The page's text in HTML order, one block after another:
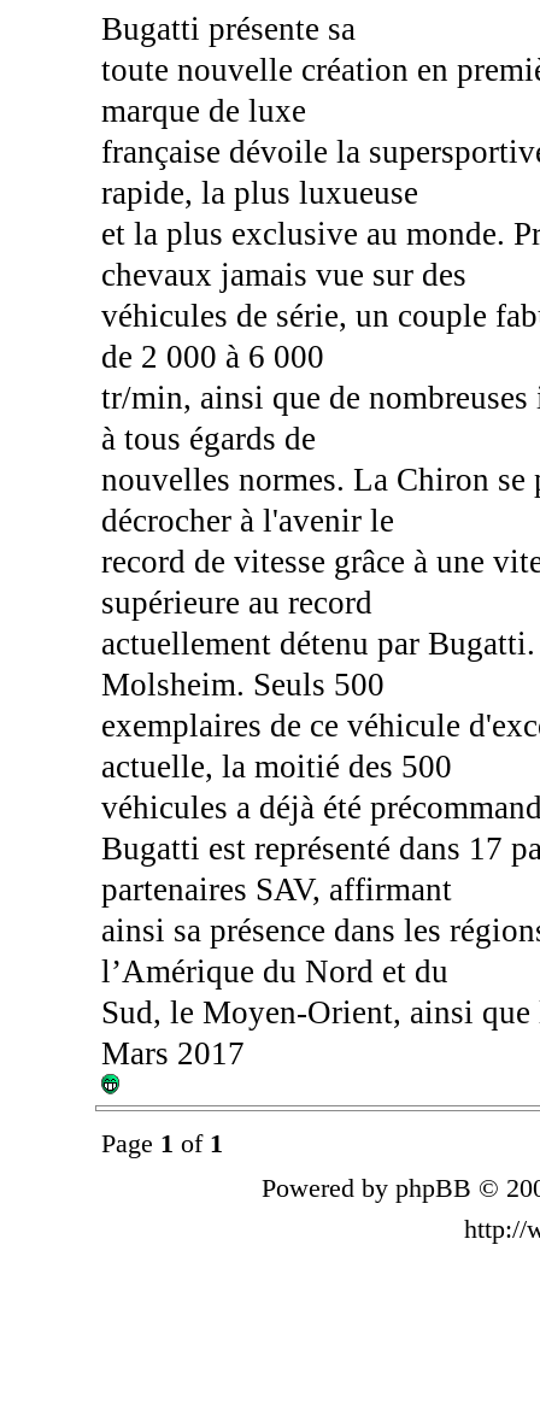
Bugatti présente sa
toute nouvelle création en
marque de luxe
française dévoile la
rapide, la plus luxueuse
et la plus exclusive au monde.
chevaux jamais vue sur des
véhicules de série, un couple
de 2 000 à 6 000
tr/min, ainsi que de
à tous égards de
nouvelles normes. La Chiron
décrocher à l'avenir le
record de vitesse grâce à une
supérieure au record
actuellement détenu par
Molsheim. Seuls 500
exemplaires de ce véhicule
actuelle, la moitié des 500
véhicules a déjà été
Bugatti est représenté dans 17
partenaires SAV, affirmant
ainsi sa présence dans les
l’Amérique du Nord et du
Sud, le Moyen-Orient, ainsi que
Mars 2017
Page 1 of 1
Powered by phpBB ©
http://